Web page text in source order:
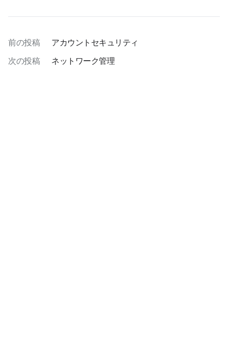
前の投稿
アカウントセキュリティ
次の投稿
ネットワーク管理